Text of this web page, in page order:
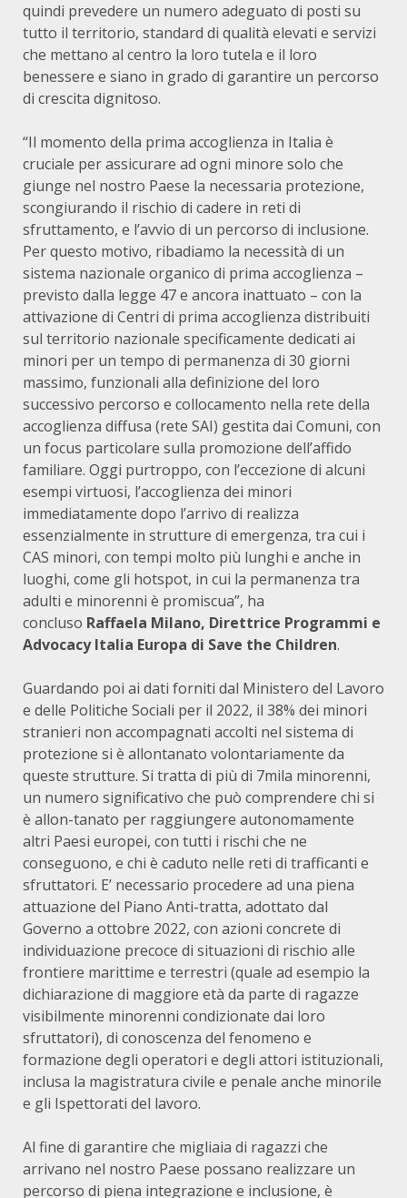
quindi prevedere un numero adeguato di posti su
tutto il territorio, standard di qualità elevati e servizi
che mettano al centro la loro tutela e il loro
benessere e siano in grado di garantire un percorso
di crescita dignitoso.
“Il momento della prima accoglienza in Italia è
cruciale per assicurare ad ogni minore solo che
giunge nel nostro Paese la necessaria protezione,
scongiurando il rischio di cadere in reti di
sfruttamento, e l’avvio di un percorso di inclusione.
Per questo motivo, ribadiamo la necessità di un
sistema nazionale organico di prima accoglienza –
previsto dalla legge 47 e ancora inattuato – con la
attivazione di Centri di prima accoglienza distribuiti
sul territorio nazionale specificamente dedicati ai
minori per un tempo di permanenza di 30 giorni
massimo, funzionali alla definizione del loro
successivo percorso e collocamento nella rete della
accoglienza diffusa (rete SAI) gestita dai Comuni, con
un focus particolare sulla promozione dell’affido
familiare. Oggi purtroppo, con l’eccezione di alcuni
esempi virtuosi, l’accoglienza dei minori
immediatamente dopo l’arrivo di realizza
essenzialmente in strutture di emergenza, tra cui i
CAS minori, con tempi molto più lunghi e anche in
luoghi, come gli hotspot, in cui la permanenza tra
adulti e minorenni è promiscua”, ha
concluso Raffaela Milano, Direttrice Programmi e
Advocacy Italia Europa di Save the Children.
Guardando poi ai dati forniti dal Ministero del Lavoro
e delle Politiche Sociali per il 2022, il 38% dei minori
stranieri non accompagnati accolti nel sistema di
protezione si è allontanato volontariamente da
queste strutture. Si tratta di più di 7mila minorenni,
un numero significativo che può comprendere chi si
è allon-tanato per raggiungere autonomamente
altri Paesi europei, con tutti i rischi che ne
conseguono, e chi è caduto nelle reti di trafficanti e
sfruttatori. E’ necessario procedere ad una piena
attuazione del Piano Anti-tratta, adottato dal
Governo a ottobre 2022, con azioni concrete di
individuazione precoce di situazioni di rischio alle
frontiere marittime e terrestri (quale ad esempio la
dichiarazione di maggiore età da parte di ragazze
visibilmente minorenni condizionate dai loro
sfruttatori), di conoscenza del fenomeno e
formazione degli operatori e degli attori istituzionali,
inclusa la magistratura civile e penale anche minorile
e gli Ispettorati del lavoro.
Al fine di garantire che migliaia di ragazzi che
arrivano nel nostro Paese possano realizzare un
percorso di piena integrazione e inclusione, è